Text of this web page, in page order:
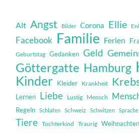
Alt Angst Bilder Corona Ellie
Facebook Familie Ferien
Geburtstag Gedanken Geld
Göttergatte Hamburg
Kinder Kleider Krankheit
Lernen Liebe Lustig Mensch
Regeln Schlafen Schweiz Schwitzen Sprache
Tiere Tochterkind Traurig Weihnachten